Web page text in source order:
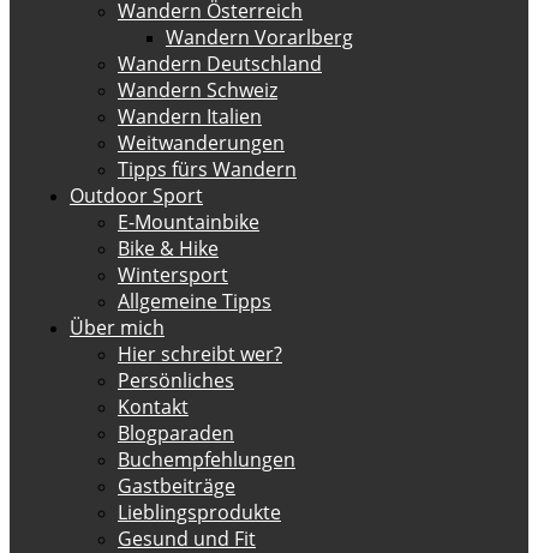
Wandern Österreich
Wandern Vorarlberg
Wandern Deutschland
Wandern Schweiz
Wandern Italien
Weitwanderungen
Tipps fürs Wandern
Outdoor Sport
E-Mountainbike
Bike & Hike
Wintersport
Allgemeine Tipps
Über mich
Hier schreibt wer?
Persönliches
Kontakt
Blogparaden
Buchempfehlungen
Gastbeiträge
Lieblingsprodukte
Gesund und Fit